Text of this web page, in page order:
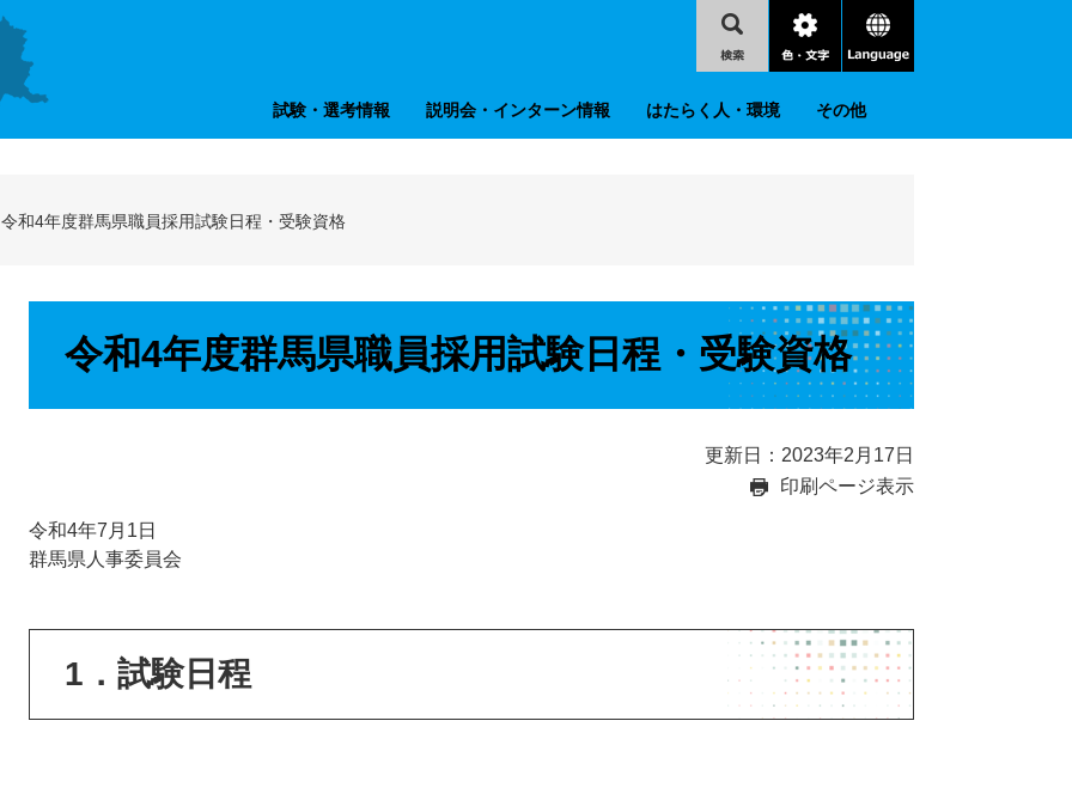
索
色・
文
字
language
試験・選考情報 説明会・インターン情報 はたらく人・環境 その他
令和4年度群馬県職員採用試験日程・受験資格
令和4年度群馬県職員採用試験日程・受験資格
更新日：2023年2月17日
印刷ページ表示
令和4年7月1日
群馬県人事委員会
1．試験日程